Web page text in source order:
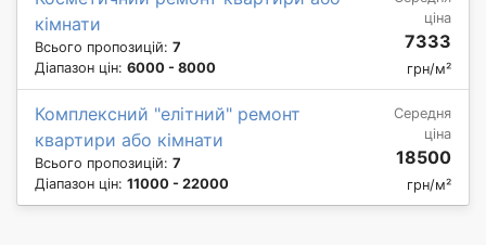
кімнати
Всього пропозицій: 7
Діапазон цін: 6000 - 8000
ціна
7333
грн/м²
Комплексний "елітний" ремонт
квартири або кімнати
Всього пропозицій: 7
Діапазон цін: 11000 - 22000
Середня
ціна
18500
грн/м²